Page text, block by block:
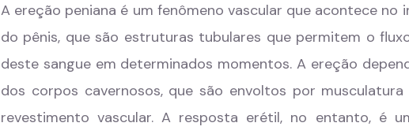
A ereção peniana é um fenômeno vascular que acontece
do pênis, que são estruturas tubulares que permitem o
deste sangue em determinados momentos. A ereção
dos corpos cavernosos, que são envoltos por
revestimento vascular. A resposta erétil, no entanto, é